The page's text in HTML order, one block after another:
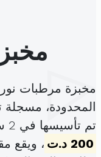
مخبزة مرطبات
المحدودة، مسجلة
تم تأسيسها في 2 سبتمبر 2019 برأس مال قدره
200 د.ت
، ويقع